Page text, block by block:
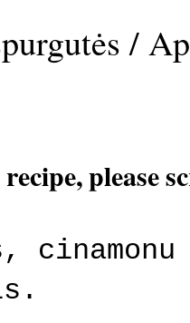
/
please